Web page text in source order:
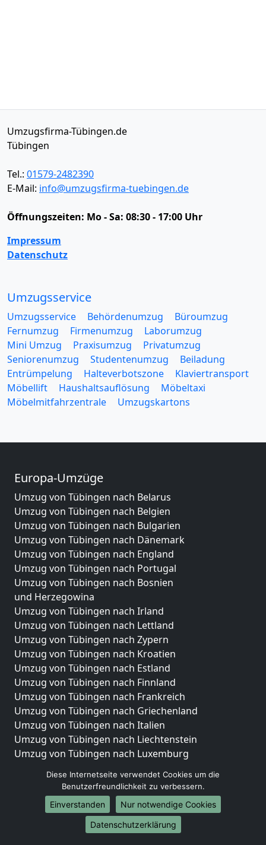
Umzugsfirma-Tübingen.de
Tübingen
Tel.: 01579-2482390
E-Mail: info@umzugsfirma-tuebingen.de
Öffnungszeiten: Mo - Sa: 08:30 - 17:00 Uhr
Impressum
Datenschutz
Umzugsservice
Umzugsservice Behördenumzug
Büroumzug
Fernumzug
Firmenumzug
Laborumzug
Mini Umzug
Praxisumzug
Privatumzug
Seniorenumzug
Studentenumzug
Beiladung
Entrümpelung
Halteverbotszone
Klaviertransport
Möbellift
Haushaltsauflösung
Möbeltaxi
Möbelmitfahrzentrale
Umzugskartons
Europa-Umzüge
Umzug von Tübingen nach Belarus
Umzug von Tübingen nach Belgien
Umzug von Tübingen nach Bulgarien
Umzug von Tübingen nach Dänemark
Umzug von Tübingen nach England
Umzug von Tübingen nach Portugal
Umzug von Tübingen nach Bosnien
und Herzegowina
Umzug von Tübingen nach Irland
Umzug von Tübingen nach Lettland
Umzug von Tübingen nach Zypern
Umzug von Tübingen nach Kroatien
Umzug von Tübingen nach Estland
Umzug von Tübingen nach Finnland
Umzug von Tübingen nach Frankreich
Umzug von Tübingen nach Griechenland
Umzug von Tübingen nach Italien
Umzug von Tübingen nach Liechtenstein
Umzug von Tübingen nach Luxemburg
Umzug von Tübingen nach Norwegen
Umzüge-Deutschlandweit
Umzug von Tübingen nach Berlin
Diese Internetseite verwendet Cookies um die
Benutzerfreundlichkeit zu verbessern.
Einverstanden
Nur notwendige Cookies
Datenschutzerklärung